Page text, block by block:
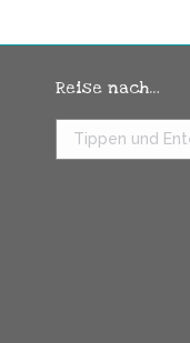
Reise nach…
Search: